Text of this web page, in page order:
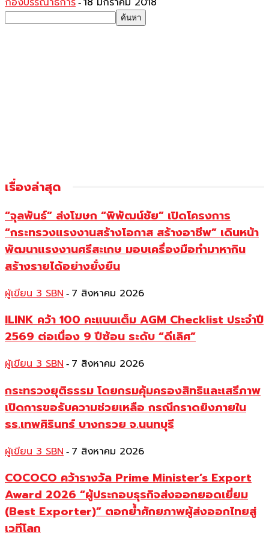
-
เรื่องล่าสุด
“จุลพันธ์” ส่งโฆษก “พิพัฒน์ชัย” เปิดโครงการ
“กระทรวงแรงงานสร้างโอกาส สร้างอาชีพ” เดินหน้า
พัฒนาแรงงานศรีสะเกษ มอบเครื่องมือทำมาหากิน
สร้างรายได้อย่างยั่งยืน
ผู้เขียน 3 SBN - 7 สิงหาคม 2026
ILINK คว้า 100 คะแนนเต็ม AGM Checklist ประจำปี
2569 ต่อเนื่อง 9 ปีซ้อน ระดับ “ดีเลิศ”
ผู้เขียน 3 SBN - 7 สิงหาคม 2026
กระทรวงยุติธรรม โดยกรมคุ้มครองสิทธิและเสรีภาพ
เปิดการขอรับความช่วยเหลือ กรณีกราดยิงภายใน
รร.เทพศิรินทร์ บางกรวย จ.นนทบุรี
ผู้เขียน 3 SBN - 7 สิงหาคม 2026
COCOCO คว้ารางวัล Prime Minister’s Export
Award 2026 “ผู้ประกอบธุรกิจส่งออกยอดเยี่ยม
(Best Exporter)” ตอกย้ำศักยภาพผู้ส่งออกไทยสู่
เวทีโลก